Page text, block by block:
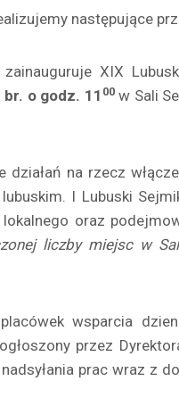
następujące
XIX
o godz. 11 00 w Sali
działań na rzecz
I Lubuski
oraz
liczby miejsc w
wsparcia
przez
prac wraz z